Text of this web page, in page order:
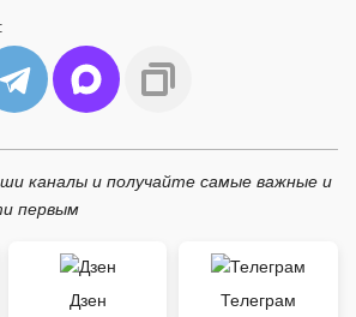
каналы и получайте самые важные и
первым
Дзен Телеграм